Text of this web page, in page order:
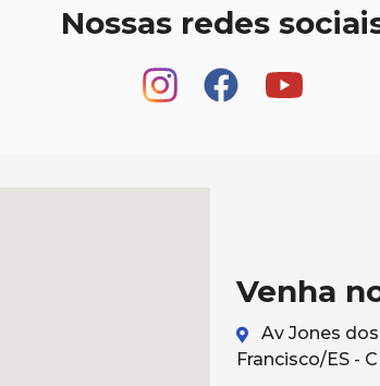
Nossas redes
Venha
Av Jones
Francisco/ES -